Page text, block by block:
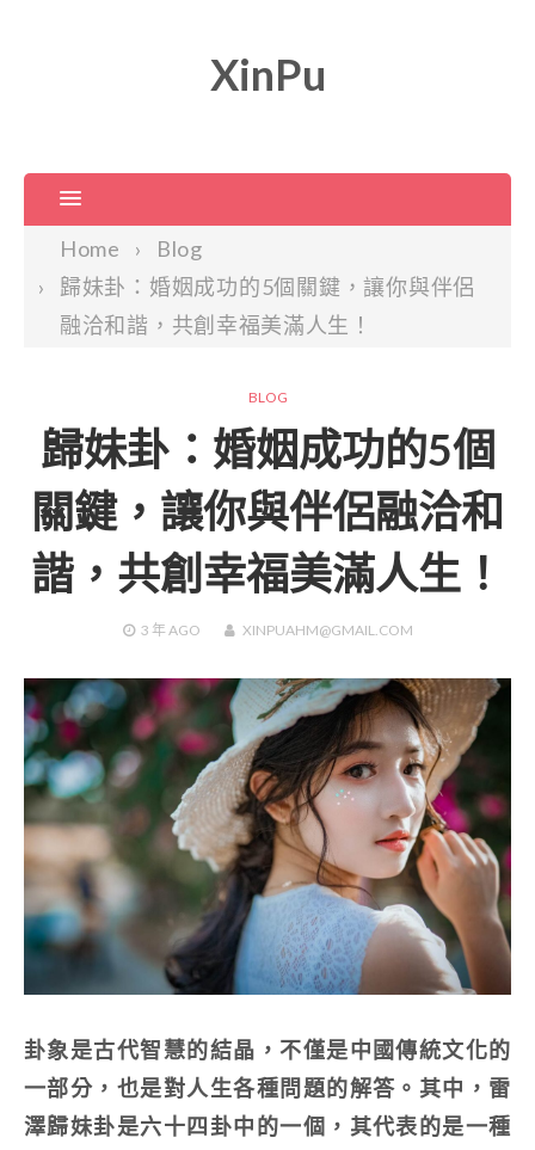
XinPu
Home
Blog
歸妹卦：婚姻成功的5個關鍵，讓你與伴侶
融洽和諧，共創幸福美滿人生！
BLOG
歸妹卦：婚姻成功的5個
關鍵，讓你與伴侶融洽和
諧，共創幸福美滿人生！
3 年AGO XINPUAHM@GMAIL.COM
卦象是古代智慧的結晶，不僅是中國傳統文化的
一部分，也是對人生各種問題的解答。其中，雷
澤歸妹卦是六十四卦中的一個，其代表的是一種